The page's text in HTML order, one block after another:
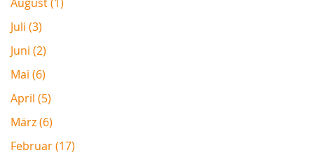
Juli (3)
Juni (2)
Mai (6)
April (5)
März (6)
Februar (17)